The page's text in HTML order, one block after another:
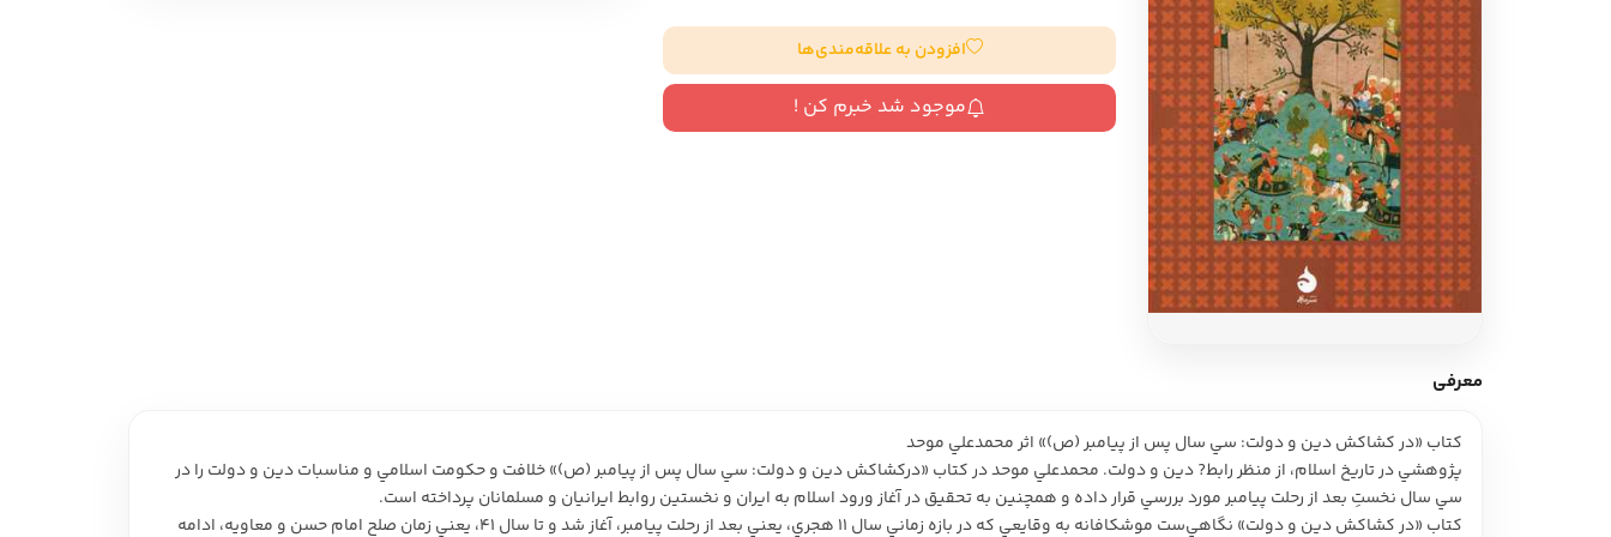
ادبیات آلمان
ادبیات ترکیه
ادبیات آسیا
سایر کشورهای اروپا
ادبیات
جستار و مقاله
آموزش نویسندگی
زبان شناسی
تاریخ ادبیات
داستان کوتاه
افزودن به علاقه‌مندی‌ها
موجود شد خبرم کن !
معرفی
کتاب «در کشاکش دين و دولت: سي سال پس از پيامبر (ص)» اثر محمدعلي موحد
پژوهشي در تاريخ اسلام، از منظر رابط? دين و دولت. محمدعلي موحد در کتاب «درکشاکش دين و دولت: سي سال پس از پيامبر (ص)» خلافت و حکومت اسلامي و مناسبات دين و دولت را در
سي سال نخستِ بعد از رحلت پيامبر مورد بررسي قرار داده و همچنين به تحقيق در آغاز ورود اسلام به ايران و نخستين روابط ايرانيان و مسلمانان پرداخته است.
کتاب «در کشاکش دين و دولت» نگاهي‌ست موشکافانه به وقايعي که در بازه زماني سال 11 هجري، يعني بعد از رحلت پيامبر، آغاز شد و تا سال 41، يعني زمان صلح امام حسن و معاويه، ادامه